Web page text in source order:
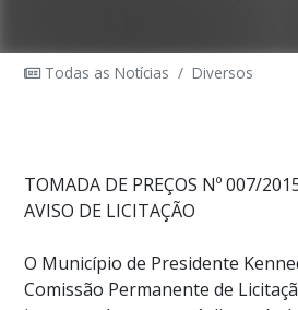
Todas as Notícias / Diversos
TOMADA DE PREÇOS Nº 007/
AVISO DE LICITAÇÃO
O Município de Presidente
Comissão Permanente de